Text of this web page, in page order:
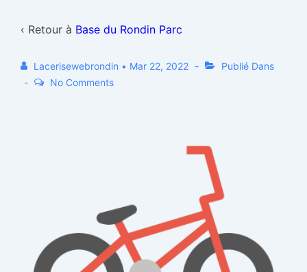
‹ Retour à Base du Rondin Parc
Lacerisewebrondin • Mar 22, 2022
Publié Dans
No Comments